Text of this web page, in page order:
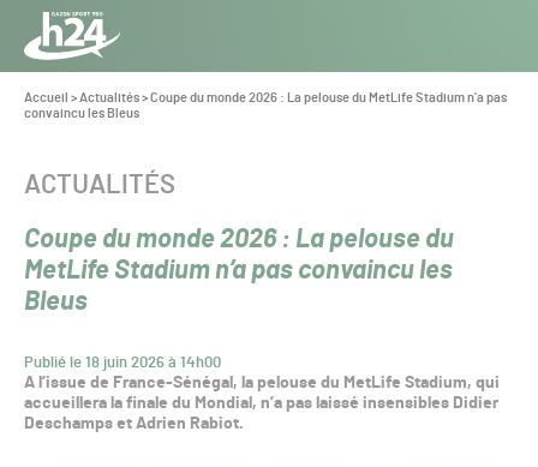
Panneau de gestion des cookies
Aller au contenu
Toute
l’info
du Gazon
Vous
êtes
Accueil >Actualités>Coupe du monde 2026 : La pelouse du MetLife Stadium n’a pas
convaincu les Bleus
Coupe du monde 2026 : La pelouse du
MetLife Stadium n’a pas convaincu les
Bleus
Publié le 18 juin 2026 à 14h00
CATÉGORIE :
ACTUALITÉS
A l’issue de France-Sénégal, la pelouse du MetLife Stadium, qui
accueillera la finale du Mondial, n’a pas laissé insensibles Didier
Deschamps et Adrien Rabiot.